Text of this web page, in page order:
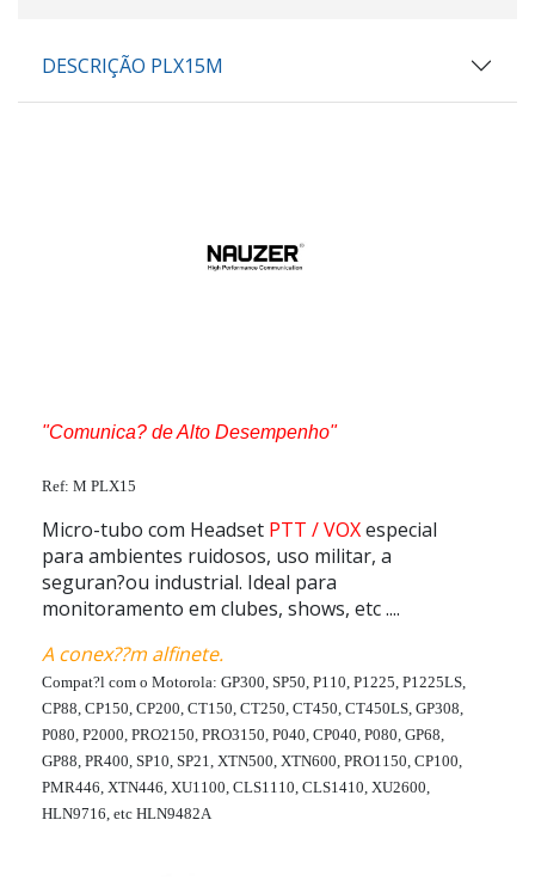
DESCRIÇÃO PLX15M
"Comunica? de Alto Desempenho"
Ref: M PLX15
Micro-tubo com Headset PTT / VOXespecial
para ambientes ruidosos, uso militar, a
seguran?ou industrial. Ideal para
monitoramento em clubes, shows, etc ....
A conex??m alfinete.
Compat?l com o Motorola: GP300, SP50, P110, P1225, P1225LS,
CP88, CP150, CP200, CT150, CT250, CT450, CT450LS, GP308,
P080, P2000, PRO2150, PRO3150, P040, CP040, P080, GP68,
GP88, PR400, SP10, SP21, XTN500, XTN600, PRO1150, CP100,
PMR446, XTN446, XU1100, CLS1110, CLS1410, XU2600,
HLN9716, etc HLN9482A